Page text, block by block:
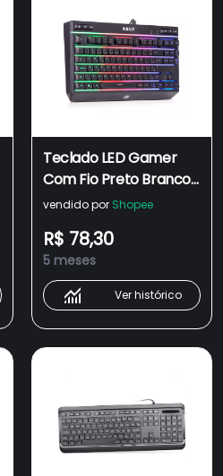
Teclado LED Gamer
Com Fio Preto Branco
RGB Anti Ghosting
vendido por Shopee
R$ 78,30
5 meses
Ver histórico